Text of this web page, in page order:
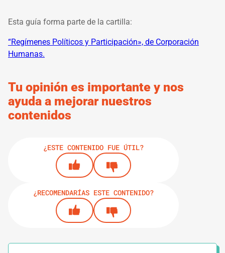
Esta guía forma parte de la cartilla:
“Regímenes Políticos y Participación», de Corporación
Humanas.
Tu opinión es importante y nos
ayuda a mejorar nuestros
contenidos
¿ESTE CONTENIDO FUE ÚTIL?
¿RECOMENDARÍAS ESTE CONTENIDO?